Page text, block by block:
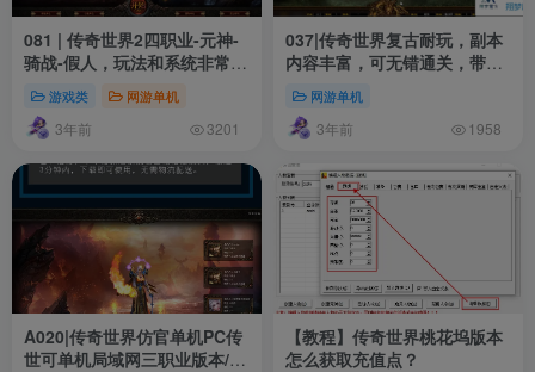
081 | 传奇世界2四职业-元神-
骑战-假人，玩法和系统非常丰
游戏类 网游单机
3年前 3201
037|传奇世界复古耐玩，副本
内容丰富，可无错通关，带灵
网游单机
3年前 1958
A020|传奇世界仿官单机PC传
世可单机局域网三职业版本/巅
【教程】传奇世界桃花坞版本
怎么获取充值点？